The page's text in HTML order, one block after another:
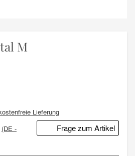
M
Lieferung
(DE -
Frage zum Artikel